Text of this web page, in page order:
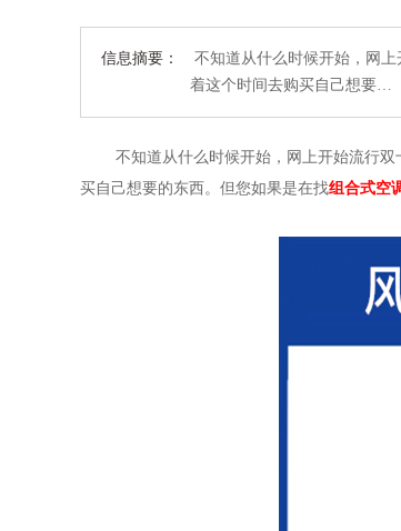
信息摘要：
不知道从什么时候开始，网
着这个时间去购买自己想要…
不知道从什么时候开始，网上开始流行
买自己想要的东西。但您如果是在找组合式空